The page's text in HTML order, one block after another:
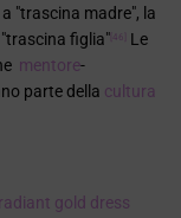
"trascina madre", la
"trascina figlia" [46]
Le
mentore-
parte della cultura